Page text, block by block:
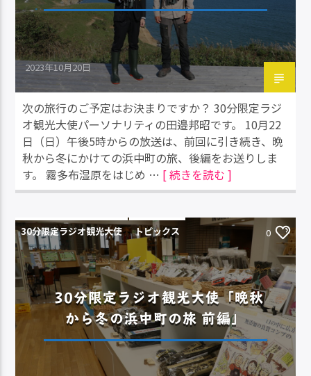
2023年10月20日
次の旅行のご予定はお決まりですか？ 30分限定ラジ
オ観光大使パーソナリティの田邉邦昭です。 10月22
日（日）午後5時からの放送は、前回に引き続き、晩
秋から冬にかけての浜中町の旅、後編をお送りしま
す。 霧多布湿原をはじめ … [ 続きを読む ]
30分限定ラジオ観光大使 トピックス 0
30分限定ラジオ観光大使「晩秋
から冬の浜中町の旅 前編」